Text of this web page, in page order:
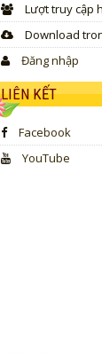
Lượt truy cập
Download
Đăng nhập
LIÊN KẾT
Facebook
YouTube